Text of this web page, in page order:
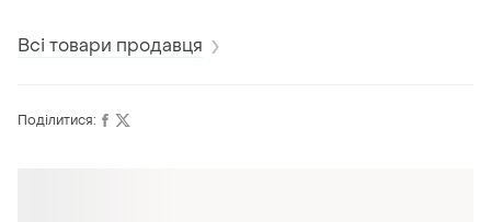
Всі товари продавця
Поділитися: